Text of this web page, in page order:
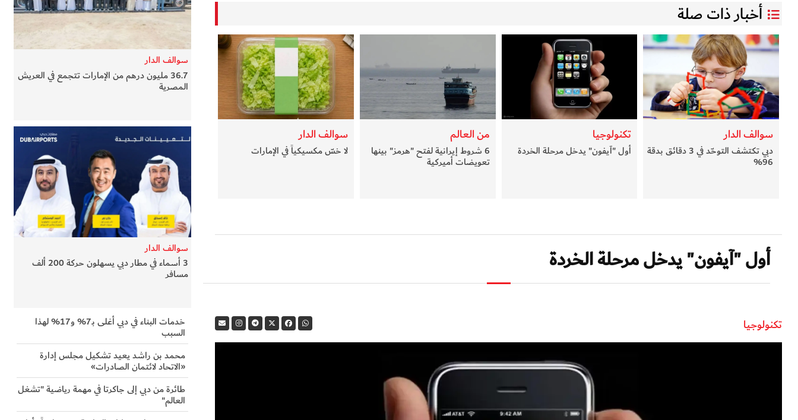
أخبار ذات صلة
سوالف الدار
دبي تكتشف التوحّد في 3 دقائق بدقة
96%
تكنولوجيا
أول "آيفون" يدخل مرحلة الخردة
من العالم
6 شروط إيرانية لفتح "هرمز" بينها
تعويضات أميركية
سوالف الدار
لا خسّ مكسيكياً في الإمارات
أول "آيفون" يدخل مرحلة الخردة
تكنولوجيا
سوالف الدار
36.7 مليون درهم من الإمارات تتجمع في العريش
المصرية
سوالف الدار
3 أسماء في مطار دبي يسهلون حركة 200 ألف
مسافر
خدمات البناء في دبي أغلى بـ7% و17% لهذا
السبب
محمد بن راشد يعيد تشكيل مجلس إدارة
«الاتحاد لائتمان الصادرات»
طائرة من دبي إلى جاكرتا في مهمة رياضية "تشغل
العالم"